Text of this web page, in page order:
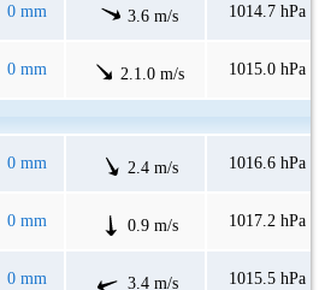
0 mm 3.6 m/s 1014.7 hPa
0 mm 2.1.0 m/s 1015.0 hPa
0 mm 2.4 m/s 1016.6 hPa
0 mm 0.9 m/s 1017.2 hPa
0 mm 3.4 m/s 1015.5 hPa